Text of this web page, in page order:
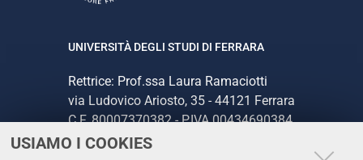
USIAMO I COOKIES
UNIVERSITÀ DEGLI STUDI DI FERRARA
Rettrice: Prof.ssa Laura Ramaciotti
via Ludovico Ariosto, 35 - 44121 Ferrara
C.F. 80007370382 - P.IVA 00434690384